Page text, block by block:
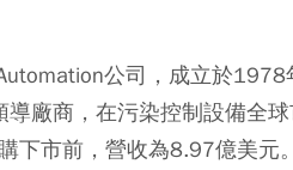
公司，成立於
廠商，在污染控制設備全
下市前，營收為8.97億美元。